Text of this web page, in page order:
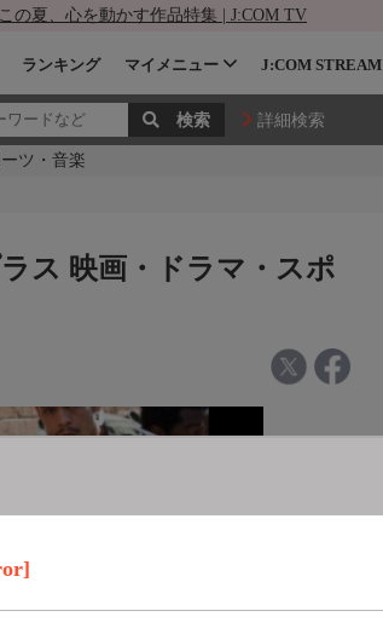
この夏、心を動かす作品特集 | J:COM TV
ランキング マイメニュー J:COM STREAM
詳細検索
ツ・音楽
ス 映画・ドラマ・スポ